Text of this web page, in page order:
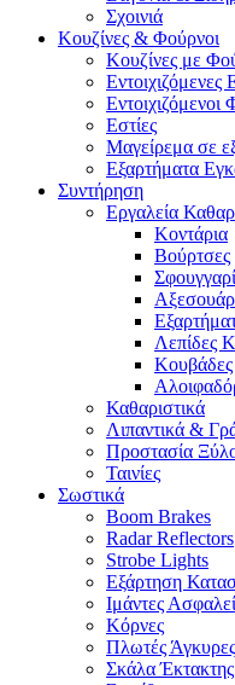
Σχοινιά
Κουζίνες & Φούρνοι
Κουζίνες με
Εντοιχιζόμενες
Εντοιχιζόμενοι
Εστίες
Μαγείρεμα σε
Εξαρτήματα
Συντήρηση
Εργαλεία
Κοντάρια
Βούρτσες
Λεπίδες
Καθαριστικά
Λιπαντικά &
Προστασία
Ταινίες
Σωστικά
Boom Brakes
Radar Reflectors
Strobe Lights
Εξάρτηση
Ιμάντες
Κόρνες
Πλωτές Άγκυρες
Σκάλα